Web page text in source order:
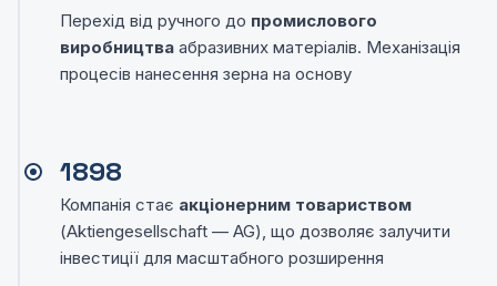
Перехід від ручного до промислового
виробництва абразивних матеріалів. Механізація
процесів нанесення зерна на основу
1898
Компанія стає акціонерним товариством
(Aktiengesellschaft — AG), що дозволяє залучити
інвестиції для масштабного розширення